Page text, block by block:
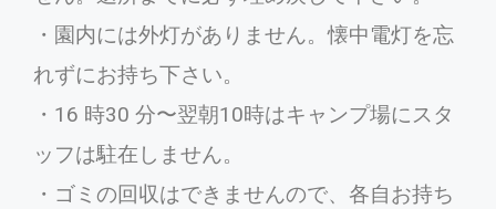
・園内には外灯がありません。懐中電灯を忘
れずにお持ち下さい。
・16 時30 分〜翌朝10時はキャンプ場にスタ
ッフは駐在しません。
・ゴミの回収はできませんので、各自お持ち